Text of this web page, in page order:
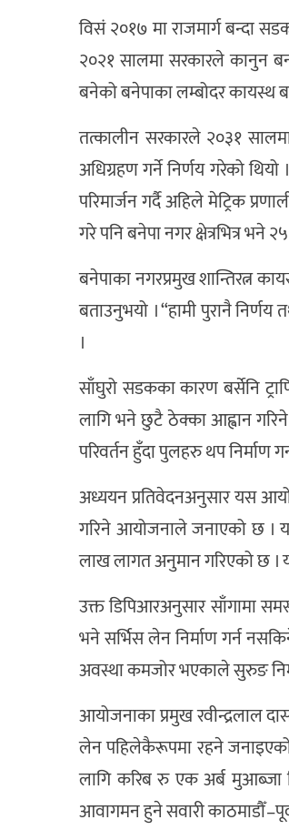
विसं २०१७ मा राजमार्ग बन्दा
२०२१ सालमा सरकारले कानुन
बनेको बनेपाका लम्बोदर कायस्थ
तत्कालीन सरकारले २०३१ सालमा
अधिग्रहण गर्ने निर्णय गरेको
परिमार्जन गर्दै अहिले मेट्रिक
गरे पनि बनेपा नगर क्षेत्रभित्र भने
बनेपाका नगरप्रमुख शान्तिरत्न
बताउनुभयो । “हामी पुरानै
।
साँघुरो सडकका कारण बर्सेनि
लागि भने छुटै ठेक्का आह्वान
परिवर्तन हुँदा पुलहरु थप
अध्ययन प्रतिवेदनअनुसार यस
गरिने आयोजनाले जनाएको छ ।
लाख लागत अनुमान गरिएको छ ।
उक्त डिपिआरअनुसार साँगामा
भने सर्भिस लेन निर्माण गर्न
अवस्था कमजोर भएकाले सुरुङ
आयोजनाका प्रमुख रवीन्द्रलाल
लेन पहिलेकैरूपमा रहने
लागि करिब रु एक अर्ब मुआब्जा
आवागमन हुने सवारी